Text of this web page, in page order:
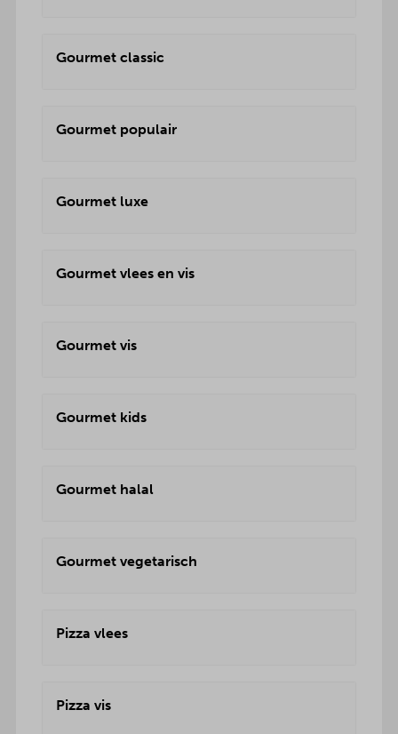
Gourmet classic
Gourmet populair
Gourmet luxe
Gourmet vlees en vis
Gourmet vis
Gourmet kids
Gourmet halal
Gourmet vegetarisch
Pizza vlees
Pizza vis